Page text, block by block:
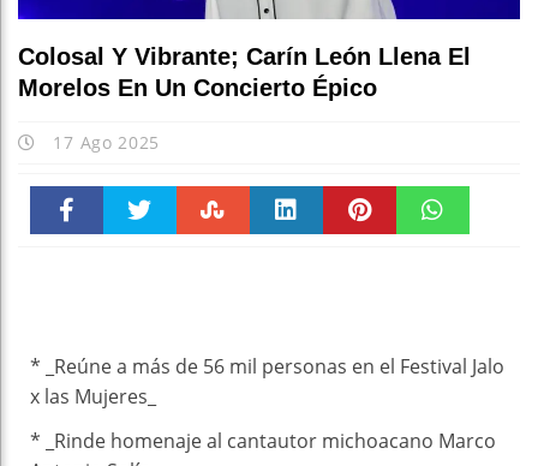
Colosal Y Vibrante; Carín León Llena El
Morelos En Un Concierto Épico
17 Ago 2025
* _Reúne a más de 56 mil personas en el Festival Jalo
x las Mujeres_
* _Rinde homenaje al cantautor michoacano Marco